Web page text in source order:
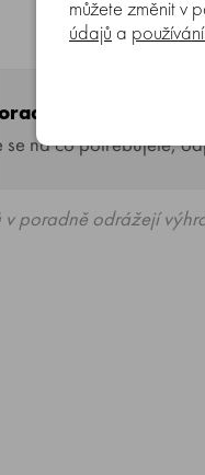
a znalci
se na co potřebujete,
poradně odrážejí
můžete změnit v
údajů a